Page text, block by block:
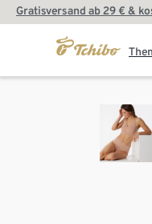
Gratisversand ab 29 € &